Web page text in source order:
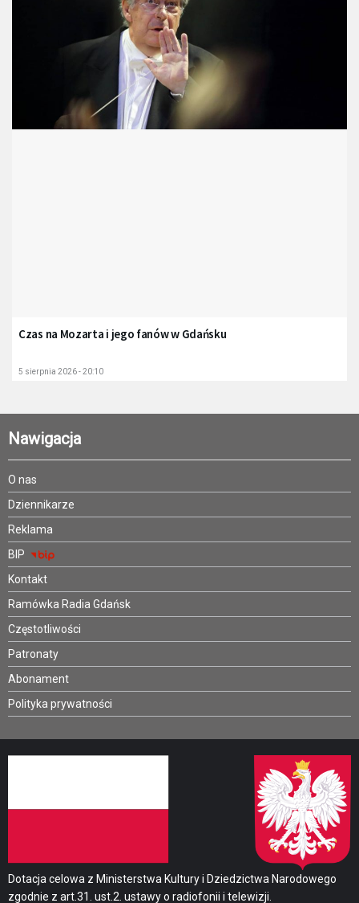
Czas na Mozarta i jego fanów w Gdańsku
5 sierpnia 2026 - 20:10
Nawigacja
O nas
Dziennikarze
Reklama
BIP
Kontakt
Ramówka Radia Gdańsk
Częstotliwości
Patronaty
Abonament
Polityka prywatności
Dotacja celowa z Ministerstwa Kultury i Dziedzictwa Narodowego
zgodnie z art.31. ust.2. ustawy o radiofonii i telewizji.